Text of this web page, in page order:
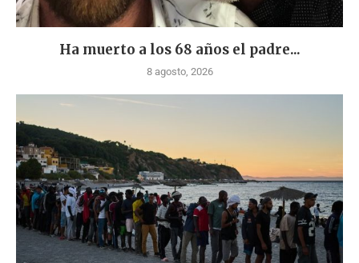
Ha muerto a los 68 años el padre...
8 agosto, 2026